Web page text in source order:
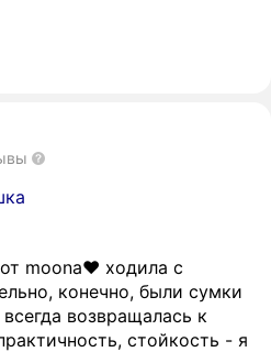
moona❤️ ходила с
конечно, были сумки
возвращалась к
стойкость - я